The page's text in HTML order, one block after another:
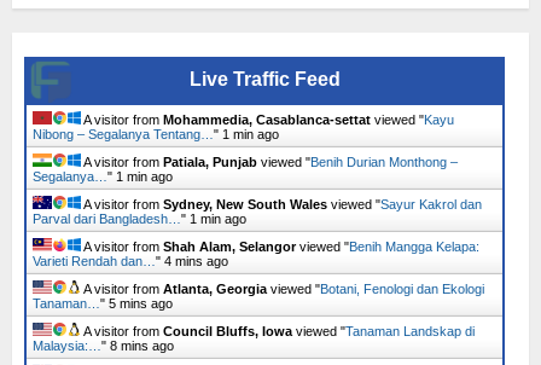
Live Traffic Feed
A visitor from Mohammedia, Casablanca-settat viewed "Kayu
Nibong – Segalanya Tentang… " 1 min ago
A visitor from Patiala, Punjab viewed "Benih Durian Monthong –
Segalanya… " 1 min ago
A visitor from Sydney, New South Wales viewed "Sayur Kakrol dan
Parval dari Bangladesh… " 1 min ago
A visitor from Shah Alam, Selangorviewed "Benih Mangga Kelapa:
Varieti Rendah dan… " 4 mins ago
A visitor from Atlanta, Georgia viewed "Botani, Fenologi dan Ekologi
Tanaman… " 5 mins ago
A visitor from Council Bluffs, Iowa viewed "Tanaman Landskap di
Malaysia:… " 8 mins ago